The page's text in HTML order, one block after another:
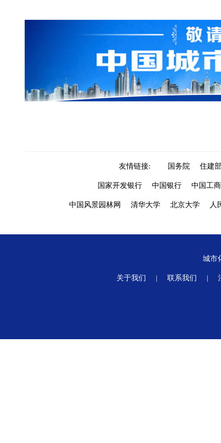
友情链接: 国务院 住建
国家开发银行 中国银行 中国工
中国风景园林网 清华大学 北京大学 人
城市
关于我们 | 联系我们 |